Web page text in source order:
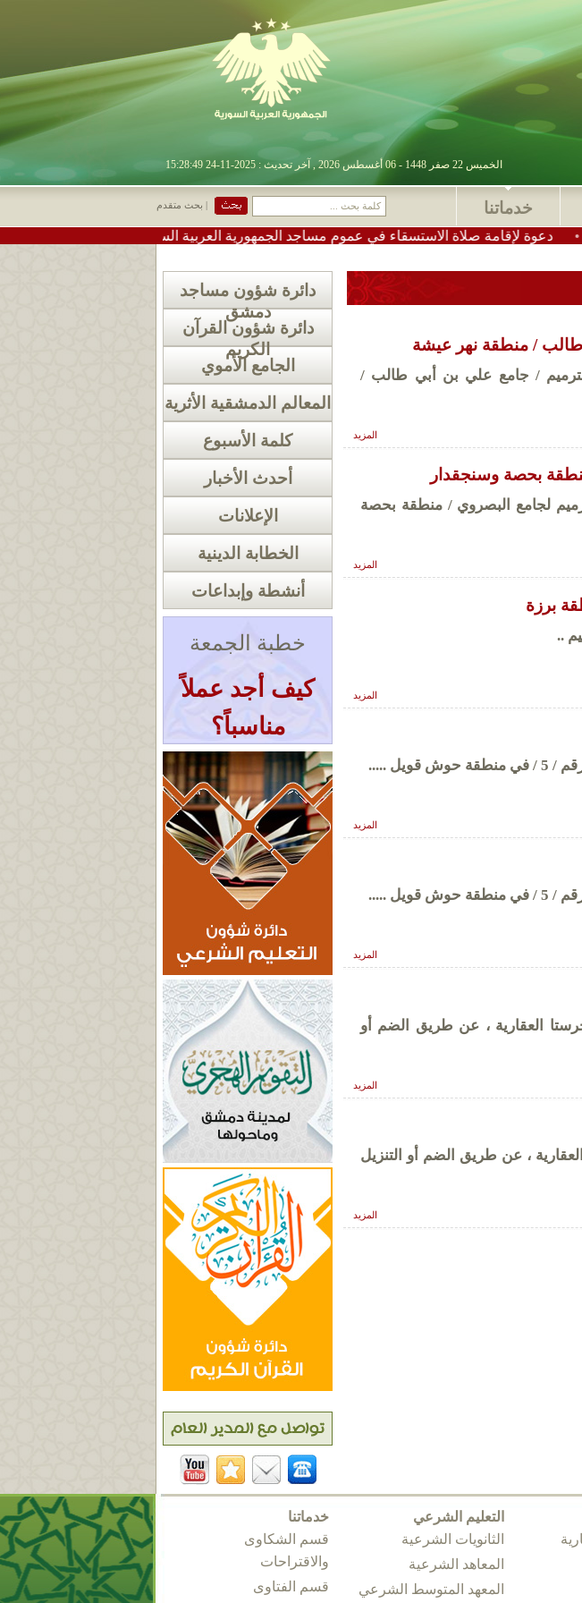
الخميس 22 صفر 1448 - 06 أغسطس 2026 , آخر تحديث : 2025-11-24 15:28:49
خدماتنا | بحث متقدم
لإقامة صلاة الاستسقاء في عموم مساجد الجمهورية العربية السورية
دائرة شؤون مساجد
دمشق
دائرة شؤون القرآن
الكريم
الجامع الأموي
المعالم الدمشقية الأثرية
كلمة الأسبوع
أحدث الأخبار
الإعلانات
الخطابة الدينية
أنشطة وإبداعات
خطبة الجمعة
كيف أجد عملاً
مناسباً؟
« أرشيف الخطب
طالب / منطقة نهر عيشة
/ جامع علي بن أبي طالب /
المزيد
بحصة وسنجقدار
لجامع البصروي / منطقة بحصة
المزيد
برزة
..
المزيد
.....
المزيد
.....
المزيد
رقم / 6375 / في منطقة حرستا العقارية ، عن طريق الضم أو
المزيد
537 / من منطقة يلدا العقارية ، عن طريق الضم أو التنزيل
المزيد
التعليم الشرعي
الثانويات الشرعية
المعاهد الشرعية
المعهد المتوسط الشرعي
خدماتنا
قسم الشكاوى
والاقتراحات
قسم الفتاوى